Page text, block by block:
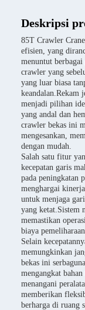
Deskripsi
85T Crawler
efisien, yang
menuntut
crawler yang
yang luar biasa
keandalan.Rekam
menjadi pilihan
yang andal dan
crawler bekas ini
mengesankan,
dengan mudah.
Salah satu fitur
kecepatan garis
pada peningkatan
menghargai
untuk menjaga
yang ketat.Sistem
memastikan
biaya
Selain
memungkinkan
bekas ini
mengangkat
menangani
memberikan
berharga di ruang